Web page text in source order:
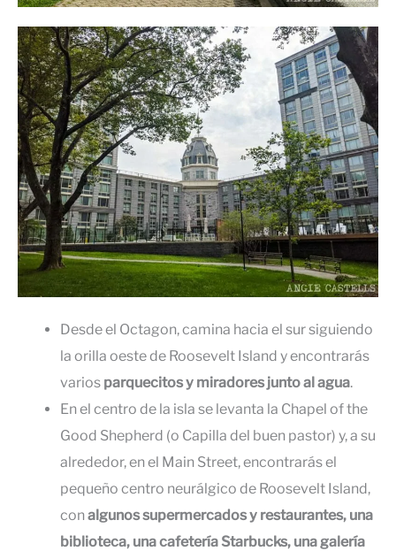
Desde el Octagon, camina hacia el sur siguiendo
la orilla oeste de Roosevelt Island y encontrarás
varios parquecitos y miradores junto al agua.
En el centro de la isla se levanta la Chapel of the
Good Shepherd (o Capilla del buen pastor) y, a su
alrededor, en el Main Street, encontrarás el
pequeño centro neurálgico de Roosevelt Island,
conalgunos supermercados y restaurantes, una
biblioteca, una cafetería Starbucks, una galería